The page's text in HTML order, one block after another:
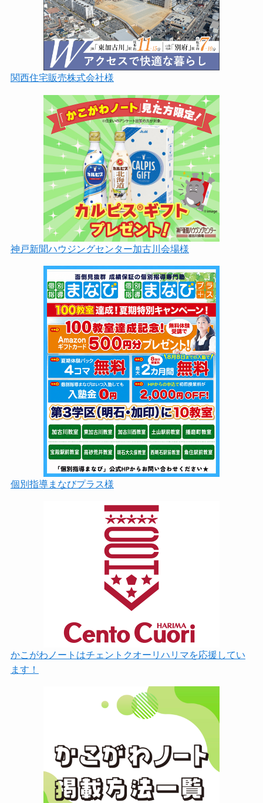
関西住宅販売株式会社様
神戸新聞ハウジングセンター加古川会場様
個別指導まなびプラス様
かこがわノートはチェントクオーリハリマを応援してい
ます！